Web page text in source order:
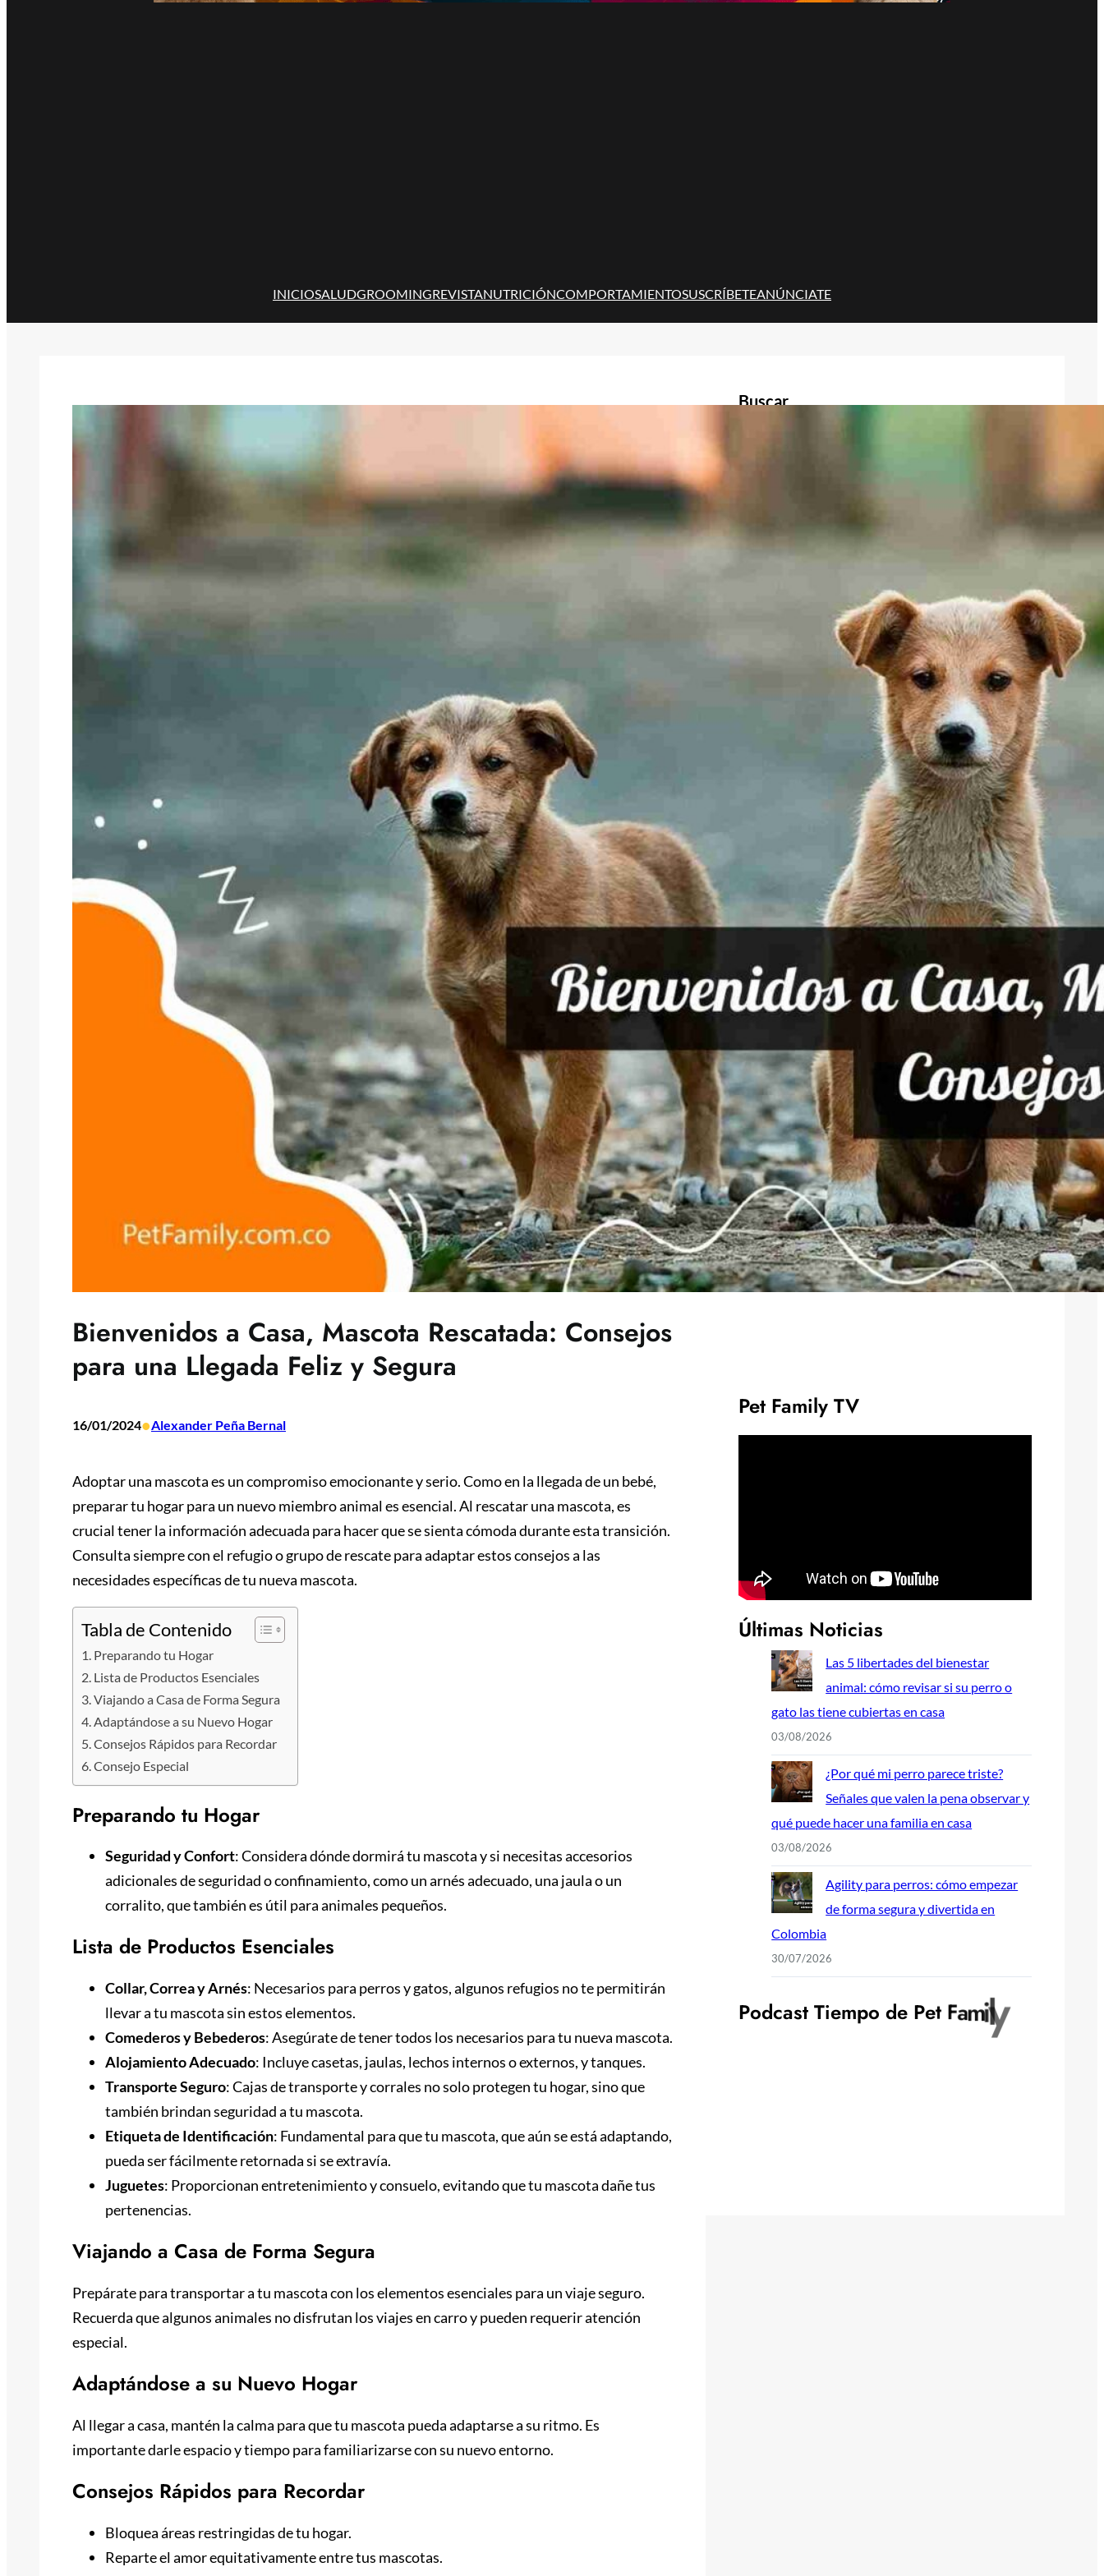
INICIOSALUDGROOMINGREVISTANUTRICIÓNCOMPORTAMIENTOSUSCRÍBETEANÚNCIATE
Bienvenidos a Casa, Mascota Rescatada: Consejos
para una Llegada Feliz y Segura
16/01/2024•Alexander Peña Bernal
Adoptar una mascota es un compromiso emocionante y serio. Como en la llegada de un bebé,
preparar tu hogar para un nuevo miembro animal es esencial. Al rescatar una mascota, es
crucial tener la información adecuada para hacer que se sienta cómoda durante esta transición.
Consulta siempre con el refugio o grupo de rescate para adaptar estos consejos a las
necesidades específicas de tu nueva mascota.
Tabla de Contenido
Preparando tu Hogar
Lista de Productos Esenciales
Viajando a Casa de Forma Segura
Adaptándose a su Nuevo Hogar
Consejos Rápidos para Recordar
Consejo Especial
Preparando tu Hogar
Seguridad y Confort: Considera dónde dormirá tu mascota y si necesitas accesorios
adicionales de seguridad o confinamiento, como un arnés adecuado, una jaula o un
corralito, que también es útil para animales pequeños.
Lista de Productos Esenciales
Collar, Correa y Arnés: Necesarios para perros y gatos, algunos refugios no te permitirán
llevar a tu mascota sin estos elementos.
Comederos y Bebederos: Asegúrate de tener todos los necesarios para tu nueva mascota.
Alojamiento Adecuado: Incluye casetas, jaulas, lechos internos o externos, y tanques.
Transporte Seguro: Cajas de transporte y corrales no solo protegen tu hogar, sino que
también brindan seguridad a tu mascota.
Etiqueta de Identificación: Fundamental para que tu mascota, que aún se está adaptando,
pueda ser fácilmente retornada si se extravía.
Juguetes: Proporcionan entretenimiento y consuelo, evitando que tu mascota dañe tus
pertenencias.
Viajando a Casa de Forma Segura
Prepárate para transportar a tu mascota con los elementos esenciales para un viaje seguro.
Recuerda que algunos animales no disfrutan los viajes en carro y pueden requerir atención
especial.
Adaptándose a su Nuevo Hogar
Al llegar a casa, mantén la calma para que tu mascota pueda adaptarse a su ritmo. Es
importante darle espacio y tiempo para familiarizarse con su nuevo entorno.
Consejos Rápidos para Recordar
Bloquea áreas restringidas de tu hogar.
Reparte el amor equitativamente entre tus mascotas.
Buscar
Publicidad
Social Media
TikTok WhatsApp Instagram Spotify YouTube Facebook
Revista
Pet Family TV
Últimas Noticias
Las 5 libertades del bienestar
animal: cómo revisar si su perro o
gato las tiene cubiertas en casa
03/08/2026
¿Por qué mi perro parece triste?
Señales que valen la pena observar y
qué puede hacer una familia en casa
03/08/2026
Agility para perros: cómo empezar
de forma segura y divertida en
Colombia
30/07/2026
Podcast Tiempo de Pet Family